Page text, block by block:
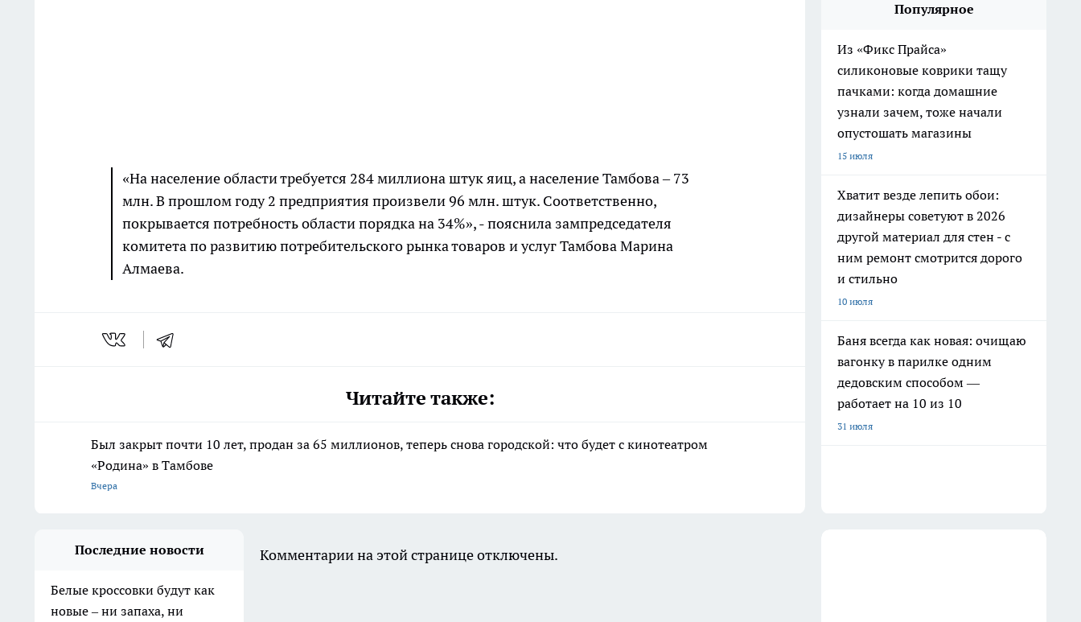
«На население области требуется 284 миллиона штук яиц, а население Тамбова – 73
млн. В прошлом году 2 предприятия произвели 96 млн. штук. Соответственно,
покрывается потребность области порядка на 34%», - пояснила зампредседателя
комитета по развитию потребительского рынка товаров и услуг Тамбова Марина
Алмаева.
Читайте также:
Был закрыт почти 10 лет, продан за 65 миллионов, теперь снова городской: что будет с кинотеатром
«Родина» в Тамбове
Вчера
Популярное
Из «Фикс Прайса»
силиконовые коврики тащу
пачками: когда домашние
узнали зачем, тоже начали
опустошать магазины
15 июля
Хватит везде лепить обои:
дизайнеры советуют в 2026
другой материал для стен - с
ним ремонт смотрится дорого
и стильно
10 июля
Баня всегда как новая: очищаю
вагонку в парилке одним
дедовским способом —
работает на 10 из 10
31 июля
Последние новости
Белые кроссовки будут как
новые – ни запаха, ни
Комментарии на этой странице отключены.